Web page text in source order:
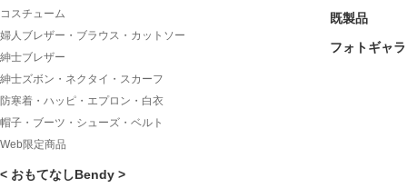
コスチューム
婦人ブレザー・ブラウス・カットソー
紳士ブレザー
紳士ズボン・ネクタイ・スカーフ
防寒着・ハッピ・エプロン・白衣
帽子・ブーツ・シューズ・ベルト
Web限定商品
< おもてなしBendy >
既製品
フォトギャ